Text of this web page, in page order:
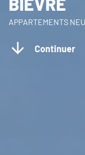
APPARTEMENTS
Continuer